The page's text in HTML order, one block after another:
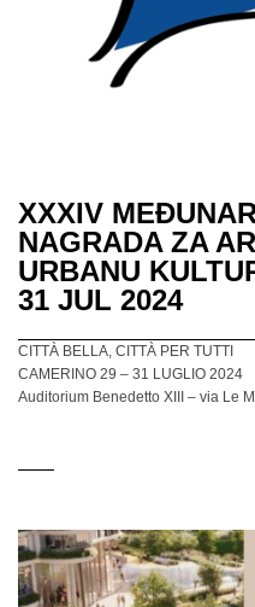
XXXIV
NAGRADA ZA
URBANU
31 JUL 2024
CITTÀ BELLA, CITTÀ PER TUTTI
CAMERINO 29 – 31 LUGLIO 2024
Auditorium Benedetto XIII – via Le